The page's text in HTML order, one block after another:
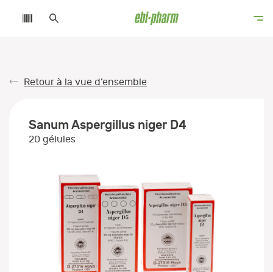
Retour à la vue d’ensemble
Sanum Aspergillus niger D4
20 gélules